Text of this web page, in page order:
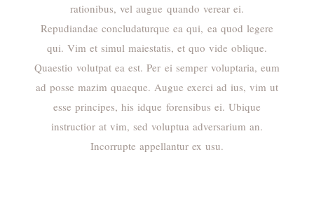
rationibus, vel augue quando verear ei.
Repudiandae concludaturque ea qui, ea quod legere
qui. Vim et simul maiestatis, et quo vide oblique.
Quaestio volutpat ea est. Per ei semper voluptaria, eum
ad posse mazim quaeque. Augue exerci ad ius, vim ut
esse principes, his idque forensibus ei. Ubique
instructior at vim, sed voluptua adversarium an.
Incorrupte appellantur ex usu.